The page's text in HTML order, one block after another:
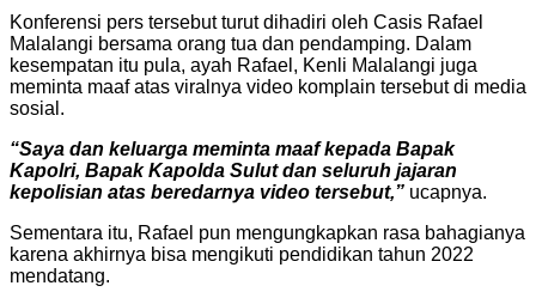
Konferensi pers tersebut turut dihadiri oleh Casis Rafael
Malalangi bersama orang tua dan pendamping. Dalam
kesempatan itu pula, ayah Rafael, Kenli Malalangi juga
meminta maaf atas viralnya video komplain tersebut di media
sosial.
“Saya dan keluarga meminta maaf kepada Bapak
Kapolri, Bapak Kapolda Sulut dan seluruh jajaran
kepolisian atas beredarnya video tersebut,” ucapnya.
Sementara itu, Rafael pun mengungkapkan rasa bahagianya
karena akhirnya bisa mengikuti pendidikan tahun 2022
mendatang.